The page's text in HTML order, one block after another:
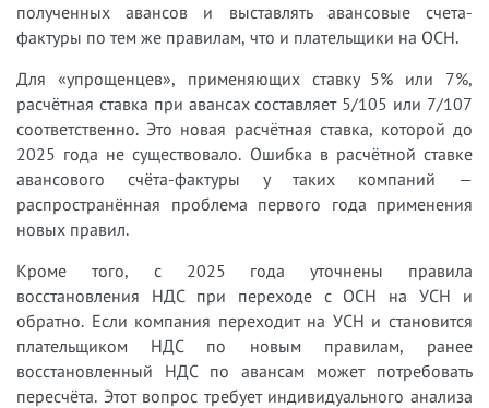
полученных авансов и выставлять авансовые счета-
фактуры по тем же правилам, что и плательщики на ОСН.
Для «упрощенцев», применяющих ставку 5% или 7%,
расчётная ставка при авансах составляет 5/105 или 7/107
соответственно. Это новая расчётная ставка, которой до
2025 года не существовало. Ошибка в расчётной ставке
авансового счёта-фактуры у таких компаний —
распространённая проблема первого года применения
новых правил.
Кроме того, с 2025 года уточнены правила
восстановления НДС при переходе с ОСН на УСН и
обратно. Если компания переходит на УСН и становится
плательщиком НДС по новым правилам, ранее
восстановленный НДС по авансам может потребовать
пересчёта. Этот вопрос требует индивидуального анализа